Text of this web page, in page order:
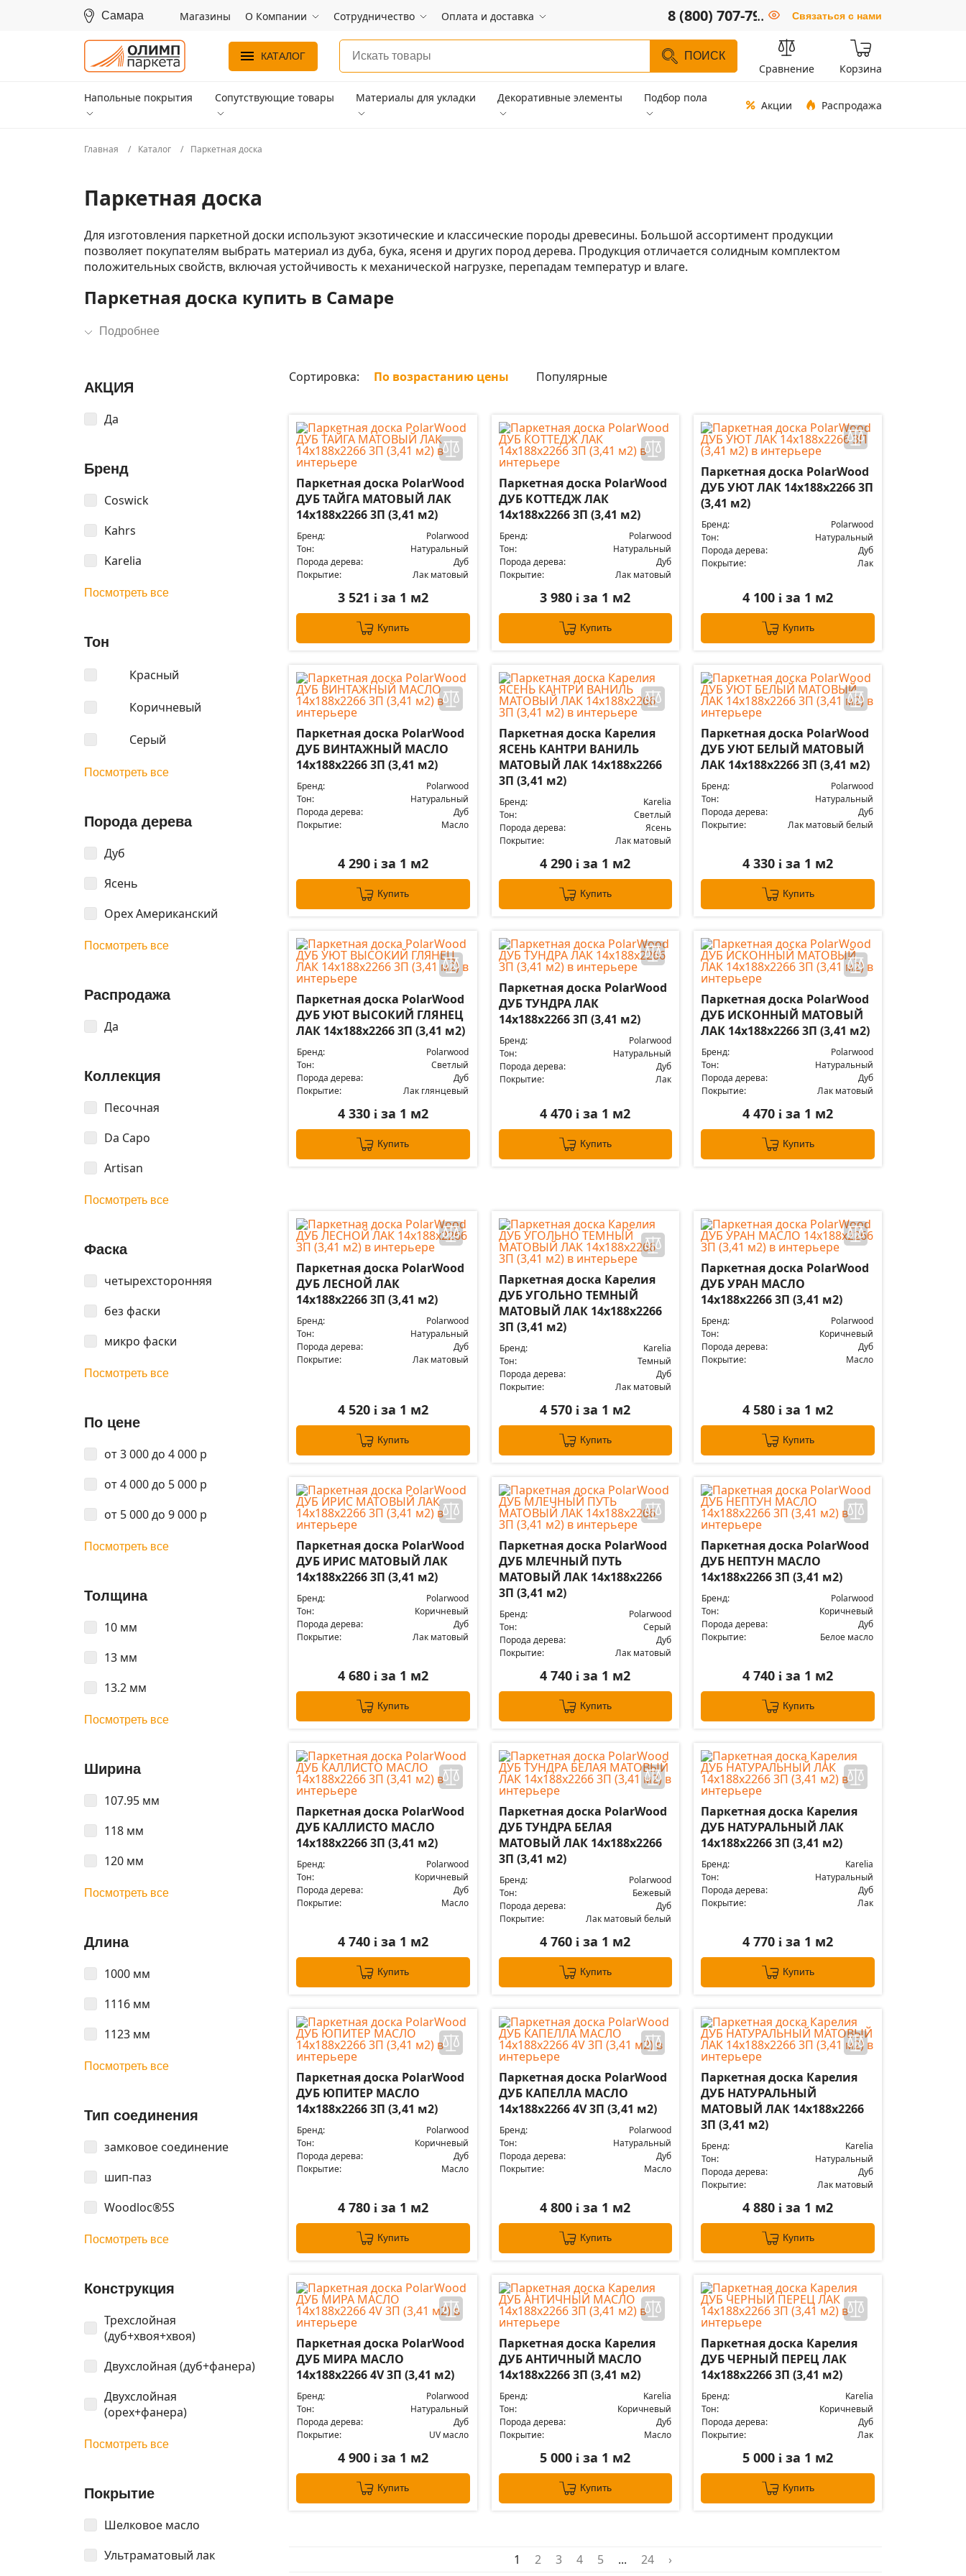
Самара Магазины О Компании Сотрудничество Оплата и доставка 8 (800) 707-79-66
.. Связаться с нами
КАТАЛОГ ПОИСК
Сравнение Корзина
Напольные покрытия Сопутствующие товары Материалы для укладки Декоративные элементы Подбор пола
Акции Распродажа
Главная Каталог Паркетная доска
Паркетная доска
Для изготовления паркетной доски используют экзотические и классические породы древесины. Большой ассортимент продукции
позволяет покупателям выбрать материал из дуба, бука, ясеня и других пород дерева. Продукция отличается солидным комплектом
положительных свойств, включая устойчивость к механической нагрузке, перепадам температур и влаге.
Паркетная доска купить в Самаре
Подробнее
АКЦИЯ
Да
Бренд
Coswick
Kahrs
Karelia
Посмотреть все
Тон
Красный
Коричневый
Серый
Посмотреть все
Порода дерева
Дуб
Ясень
Орех Американский
Посмотреть все
Распродажа
Да
Коллекция
Песочная
Da Capo
Artisan
Посмотреть все
Фаска
четырехсторонняя
без фаски
микро фаски
Посмотреть все
По цене
от 3 000 до 4 000 р
от 4 000 до 5 000 р
от 5 000 до 9 000 р
Посмотреть все
Толщина
10 мм
13 мм
13.2 мм
Посмотреть все
Ширина
107.95 мм
118 мм
120 мм
Посмотреть все
Длина
1000 мм
1116 мм
1123 мм
Посмотреть все
Тип соединения
замковое соединение
шип-паз
Woodloc®5S
Посмотреть все
Конструкция
Трехслойная
(дуб+хвоя+хвоя)
Двухслойная (дуб+фанера)
Двухслойная
(орех+фанера)
Посмотреть все
Покрытие
Шелковое масло
Ультраматовый лак
Сортировка: По возрастанию цены Популярные
Паркетная доска PolarWood
ДУБ ТАЙГА МАТОВЫЙ ЛАК
14x188x2266 3П (3,41 м2)
Бренд:
Polarwood
Тон:
Натуральный
Порода дерева:
Дуб
Покрытие:
Лак матовый
3 521 iза 1 м2
Купить
Паркетная доска PolarWood
ДУБ КОТТЕДЖ ЛАК
14x188x2266 3П (3,41 м2)
Бренд:
Polarwood
Тон:
Натуральный
Порода дерева:
Дуб
Покрытие:
Лак матовый
3 980i за 1 м2
Купить
Паркетная доска PolarWood
ДУБ УЮТ ЛАК 14x188x2266 3П
(3,41 м2)
Бренд:
Polarwood
Тон:
Натуральный
Порода дерева:
Дуб
Покрытие:
Лак
4 100i за 1 м2
Купить
Паркетная доска PolarWood
ДУБ ВИНТАЖНЫЙ МАСЛО
14x188x2266 3П (3,41 м2)
Бренд:
Polarwood
Тон:
Натуральный
Порода дерева:
Дуб
Покрытие:
Масло
4 290 iза 1 м2
Купить
Паркетная доска Карелия
ЯСЕНЬ КАНТРИ ВАНИЛЬ
МАТОВЫЙ ЛАК 14x188x2266
3П (3,41 м2)
Бренд:
Karelia
Тон:
Светлый
Порода дерева:
Ясень
Покрытие:
Лак матовый
4 290i за 1 м2
Купить
Паркетная доска PolarWood
ДУБ УЮТ БЕЛЫЙ МАТОВЫЙ
ЛАК 14x188x2266 3П (3,41 м2)
Бренд:
Polarwood
Тон:
Натуральный
Порода дерева:
Дуб
Покрытие:
Лак матовый белый
4 330i за 1 м2
Купить
Паркетная доска PolarWood
ДУБ УЮТ ВЫСОКИЙ ГЛЯНЕЦ
ЛАК 14x188x2266 3П (3,41 м2)
Бренд:
Polarwood
Тон:
Светлый
Порода дерева:
Дуб
Покрытие:
Лак глянцевый
4 330 iза 1 м2
Купить
Паркетная доска PolarWood
ДУБ ТУНДРА ЛАК
14x188x2266 3П (3,41 м2)
Бренд:
Polarwood
Тон:
Натуральный
Порода дерева:
Дуб
Покрытие:
Лак
4 470i за 1 м2
Купить
Паркетная доска PolarWood
ДУБ ИСКОННЫЙ МАТОВЫЙ
ЛАК 14x188x2266 3П (3,41 м2)
Бренд:
Polarwood
Тон:
Натуральный
Порода дерева:
Дуб
Покрытие:
Лак матовый
4 470i за 1 м2
Купить
Паркетная доска PolarWood
ДУБ ЛЕСНОЙ ЛАК
14x188x2266 3П (3,41 м2)
Бренд:
Polarwood
Тон:
Натуральный
Порода дерева:
Дуб
Покрытие:
Лак матовый
4 520 iза 1 м2
Купить
Паркетная доска Карелия
ДУБ УГОЛЬНО ТЕМНЫЙ
МАТОВЫЙ ЛАК 14x188x2266
3П (3,41 м2)
Бренд:
Karelia
Тон:
Темный
Порода дерева:
Дуб
Покрытие:
Лак матовый
4 570i за 1 м2
Купить
Паркетная доска PolarWood
ДУБ УРАН МАСЛО
14x188x2266 3П (3,41 м2)
Бренд:
Polarwood
Тон:
Коричневый
Порода дерева:
Дуб
Покрытие:
Масло
4 580i за 1 м2
Купить
Паркетная доска PolarWood
ДУБ ИРИС МАТОВЫЙ ЛАК
14x188x2266 3П (3,41 м2)
Бренд:
Polarwood
Тон:
Коричневый
Порода дерева:
Дуб
Покрытие:
Лак матовый
4 680 iза 1 м2
Купить
Паркетная доска PolarWood
ДУБ МЛЕЧНЫЙ ПУТЬ
МАТОВЫЙ ЛАК 14x188x2266
3П (3,41 м2)
Бренд:
Polarwood
Тон:
Серый
Порода дерева:
Дуб
Покрытие:
Лак матовый
4 740i за 1 м2
Купить
Паркетная доска PolarWood
ДУБ НЕПТУН МАСЛО
14x188x2266 3П (3,41 м2)
Бренд:
Polarwood
Тон:
Коричневый
Порода дерева:
Дуб
Покрытие:
Белое масло
4 740i за 1 м2
Купить
Паркетная доска PolarWood
ДУБ КАЛЛИСТО МАСЛО
14x188x2266 3П (3,41 м2)
Бренд:
Polarwood
Тон:
Коричневый
Порода дерева:
Дуб
Покрытие:
Масло
4 740 iза 1 м2
Купить
Паркетная доска PolarWood
ДУБ ТУНДРА БЕЛАЯ
МАТОВЫЙ ЛАК 14x188x2266
3П (3,41 м2)
Бренд:
Polarwood
Тон:
Бежевый
Порода дерева:
Дуб
Покрытие:
Лак матовый белый
4 760i за 1 м2
Купить
Паркетная доска Карелия
ДУБ НАТУРАЛЬНЫЙ ЛАК
14x188x2266 3П (3,41 м2)
Бренд:
Karelia
Тон:
Натуральный
Порода дерева:
Дуб
Покрытие:
Лак
4 770i за 1 м2
Купить
Паркетная доска PolarWood
ДУБ ЮПИТЕР МАСЛО
14x188x2266 3П (3,41 м2)
Бренд:
Polarwood
Тон:
Коричневый
Порода дерева:
Дуб
Покрытие:
Масло
4 780 iза 1 м2
Купить
Паркетная доска PolarWood
ДУБ КАПЕЛЛА МАСЛО
14x188x2266 4V 3П (3,41 м2)
Бренд:
Polarwood
Тон:
Натуральный
Порода дерева:
Дуб
Покрытие:
Масло
4 800i за 1 м2
Купить
Паркетная доска Карелия
ДУБ НАТУРАЛЬНЫЙ
МАТОВЫЙ ЛАК 14x188x2266
3П (3,41 м2)
Бренд:
Karelia
Тон:
Натуральный
Порода дерева:
Дуб
Покрытие:
Лак матовый
4 880i за 1 м2
Купить
Паркетная доска PolarWood
ДУБ МИРА МАСЛО
14x188x2266 4V 3П (3,41 м2)
Бренд:
Polarwood
Тон:
Натуральный
Порода дерева:
Дуб
Покрытие:
UV масло
4 900 iза 1 м2
Купить
Паркетная доска Карелия
ДУБ АНТИЧНЫЙ МАСЛО
14x188x2266 3П (3,41 м2)
Бренд:
Karelia
Тон:
Коричневый
Порода дерева:
Дуб
Покрытие:
Масло
5 000i за 1 м2
Купить
Паркетная доска Карелия
ДУБ ЧЕРНЫЙ ПЕРЕЦ ЛАК
14x188x2266 3П (3,41 м2)
Бренд:
Karelia
Тон:
Коричневый
Порода дерева:
Дуб
Покрытие:
Лак
5 000i за 1 м2
Купить
1 2 3 4 5 ... 24 ›